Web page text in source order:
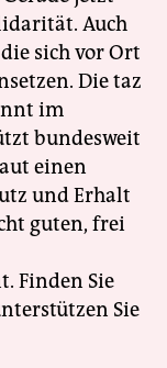
Auch
sich vor Ort
Die taz
im
bundesweit
einen
und Erhalt
guten, frei
Finden Sie
Sie